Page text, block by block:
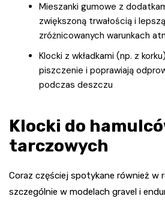
Mieszanki gumowe z
zwiększoną trwałością i
zróżnicowanych warunkach
Klocki z wkładkami (np. z
piszczenie i poprawiają
podczas deszczu
Klocki do
tarczowych
Coraz częściej spotykane również w
szczególnie w modelach gravel i